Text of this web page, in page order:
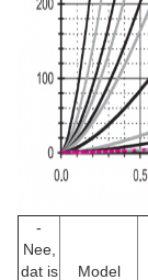
-
Nee,
dat is
Model